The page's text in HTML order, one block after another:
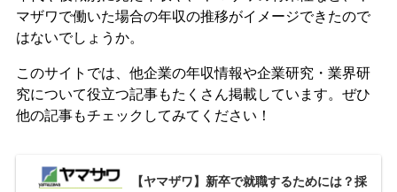
マザワで働いた場合の年収の推移がイメージできたので
はないでしょうか。
このサイトでは、他企業の年収情報や企業研究・業界研
究について役立つ記事もたくさん掲載しています。ぜひ
他の記事もチェックしてみてください！
【ヤマザワ】新卒で就職するためには？採